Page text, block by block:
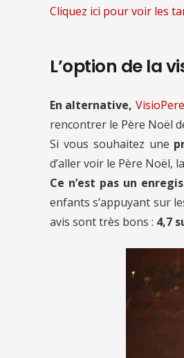
Cliquez ici pour voir les
L’option de la
En alternative,
rencontrer le Père Noël
Si vous souhaitez une
d’aller voir le Père Noël,
Ce n’est pas un
enfants s’appuyant sur
avis sont très bons : 4,7